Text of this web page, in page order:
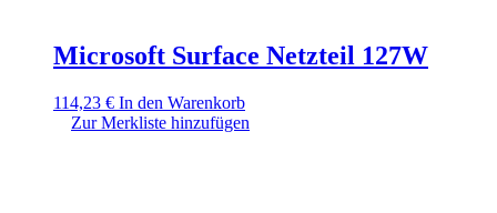
Microsoft Surface Netzteil 127W
114,23 € In den Warenkorb
Zur Merkliste hinzufügen